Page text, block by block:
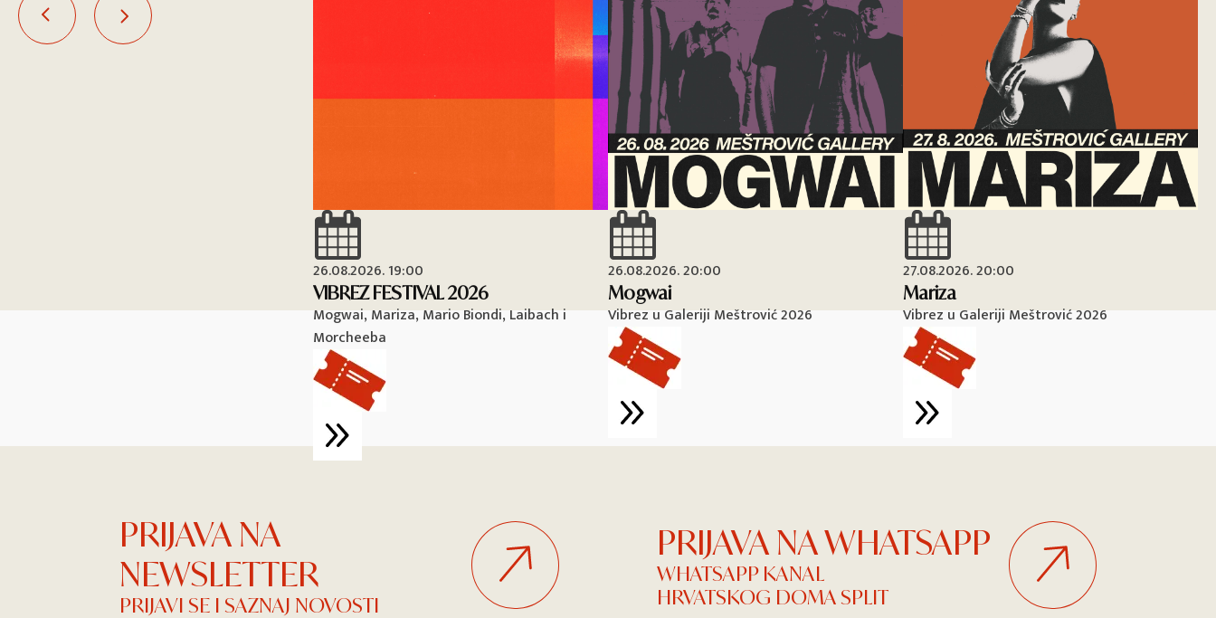
26.08.2026. 19:00
VIBREZ FESTIVAL 2026
Mogwai, Mariza, Mario Biondi, Laibach i
Morcheeba
26.08.2026. 20:00
Mogwai
Vibrez u Galeriji Meštrović 2026
27.08.2026. 20:00
Mariza
Vibrez u Galeriji Meštrović 2026
PRIJAVA NA
NEWSLETTER
PRIJAVI SE I SAZNAJ NOVOSTI
PRIJAVA NA WHATSAPP
WHATSAPP KANAL
HRVATSKOG DOMA SPLIT